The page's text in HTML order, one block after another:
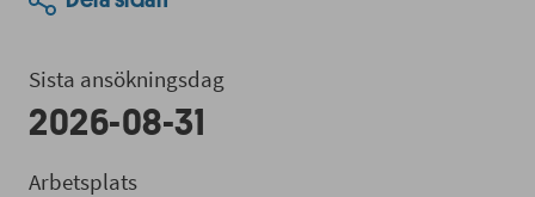
Sista ansökningsdag
2026-08-31
Arbetsplats